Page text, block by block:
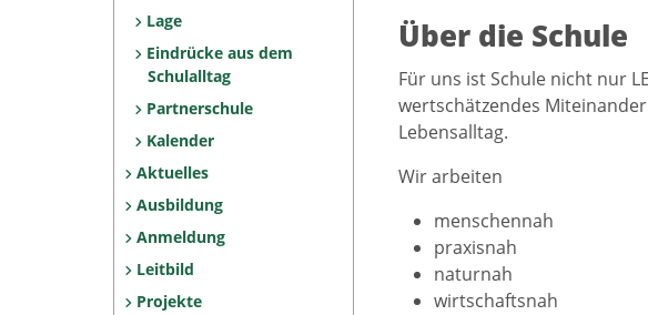
Lage
Eindrücke aus dem
Schulalltag
Partnerschule
Kalender
Aktuelles
Ausbildung
Anmeldung
Leitbild
Projekte
Über die Schule
Für uns ist Schule nicht nur
wertschätzendes
Lebensalltag.
Wir arbeiten
menschennah
praxisnah
naturnah
wirtschaftsnah